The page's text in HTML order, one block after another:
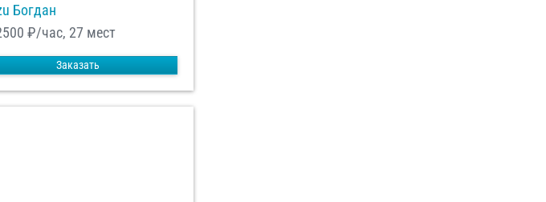
Богдан
₽/час, 27 мест
Заказать